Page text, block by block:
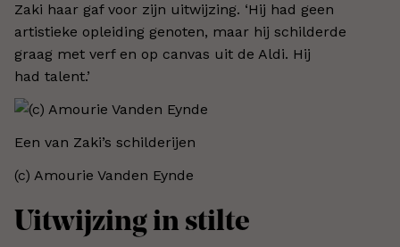
Zaki haar gaf voor zijn uitwijzing. ‘Hij had geen
artistieke opleiding genoten, maar hij schilderde
graag met verf en op canvas uit de Aldi. Hij
had talent.’
Een van Zaki’s schilderijen
(c) Amourie Vanden Eynde
Uitwijzing in stilte